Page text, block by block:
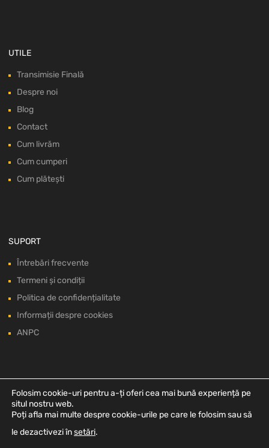
UTILE
Transimisie Finală
Despre noi
Blog
Contact
Cum livrăm
Cum cumperi
Cum plătești
SUPORT
Întrebări frecvente
Termeni și condiții
Politica de confidențialitate
Informații despre cookies
ANPC
Folosim cookie-uri pentru a-ți oferi cea mai bună experiență pe
situl nostru web.
Poți afla mai multe despre cookie-urile pe care le folosim sau să
le dezactivezi însetări.